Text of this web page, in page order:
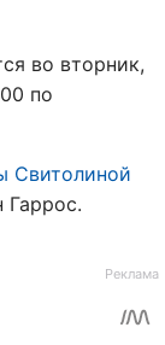
во вторник,
по
Свитолиной
Гаррос.